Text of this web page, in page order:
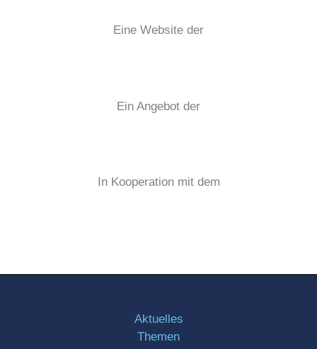
Eine Website der
Ein Angebot der
In Kooperation mit dem
Aktuelles
Themen